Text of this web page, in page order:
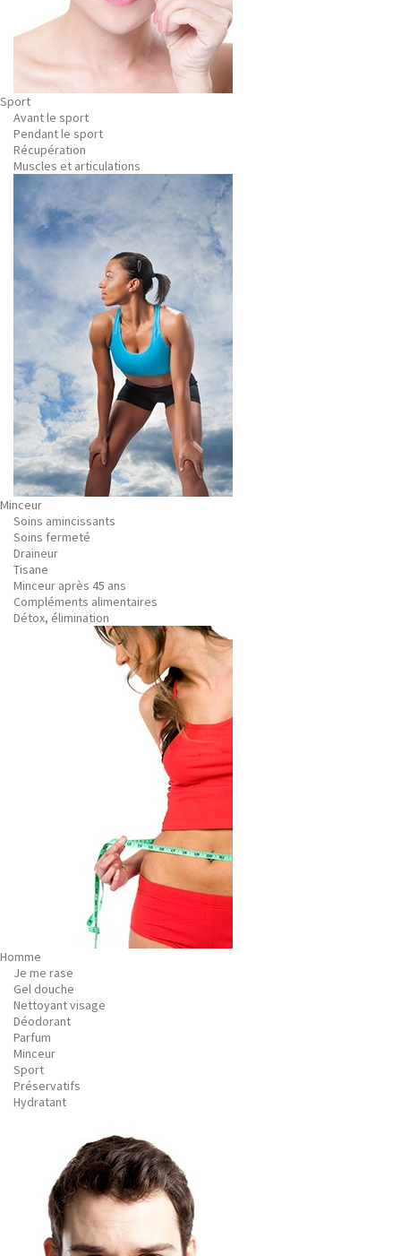
Sport
Avant le sport
Pendant le sport
Récupération
Muscles et articulations
Minceur
Soins amincissants
Soins fermeté
Draineur
Tisane
Minceur après 45 ans
Compléments alimentaires
Détox, élimination
Homme
Je me rase
Gel douche
Nettoyant visage
Déodorant
Parfum
Minceur
Sport
Préservatifs
Hydratant